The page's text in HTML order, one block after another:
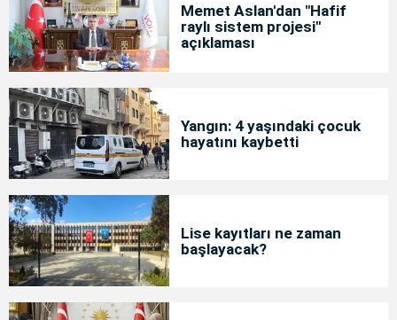
Memet Aslan'dan "Hafif
raylı sistem projesi"
açıklaması
Yangın: 4 yaşındaki çocuk
hayatını kaybetti
Lise kayıtları ne zaman
başlayacak?